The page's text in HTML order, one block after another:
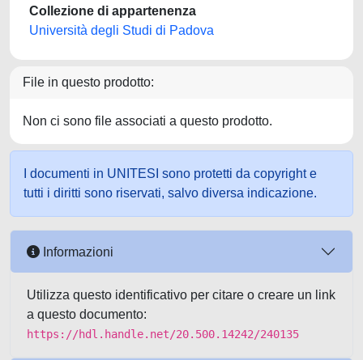
Collezione di appartenenza
Università degli Studi di Padova
File in questo prodotto:
Non ci sono file associati a questo prodotto.
I documenti in UNITESI sono protetti da copyright e
tutti i diritti sono riservati, salvo diversa indicazione.
Informazioni
Utilizza questo identificativo per citare o creare un link
a questo documento:
https://hdl.handle.net/20.500.14242/240135